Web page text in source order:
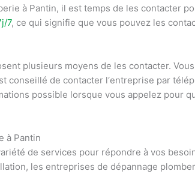
ie à Pantin, il est temps de les contacter
j/7, ce qui signifie que vous pouvez les
ent plusieurs moyens de les contacter. Vous
conseillé de contacter l‘entreprise par télé
ations possible lorsque vous appelez pour
à Pantin
été de services pour répondre à vos beso
, les entreprises de dépannage plomber